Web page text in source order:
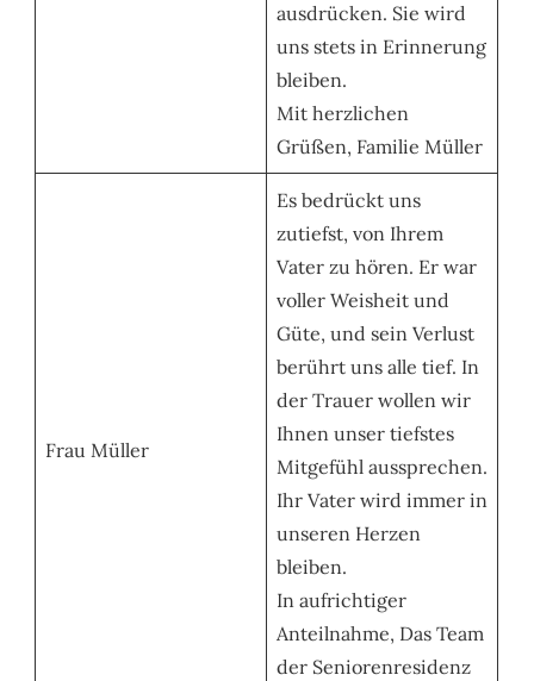
ausdrücken. Sie wird
uns stets in Erinnerung
bleiben.
Mit herzlichen
Grüßen, Familie Müller
Frau Müller
Es bedrückt uns
zutiefst, von Ihrem
Vater zu hören. Er war
voller Weisheit und
Güte, und sein Verlust
berührt uns alle tief. In
der Trauer wollen wir
Ihnen unser tiefstes
Mitgefühl aussprechen.
Ihr Vater wird immer in
unseren Herzen
bleiben.
In aufrichtiger
Anteilnahme, Das Team
der Seniorenresidenz